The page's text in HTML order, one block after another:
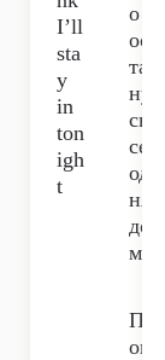
I’ll
sta
y
in
ton
igh
t
о
ос
та
ну
сь
сег
од
ня
до
ма,
Пр
оп